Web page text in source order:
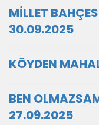
MİLLET
30.09.2025
KÖYDEN
BEN
27.09.2025